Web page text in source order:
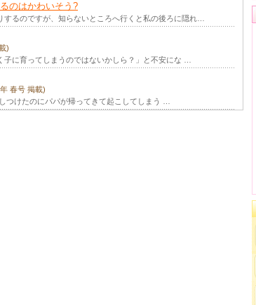
のはかわいそう?
るのですが、知らないところへ行くと私の後ろに隠れ…
)
子に育ってしまうのではないかしら？」と不安にな …
春号 掲載)
つけたのにパパが帰ってきて起こしてしまう …